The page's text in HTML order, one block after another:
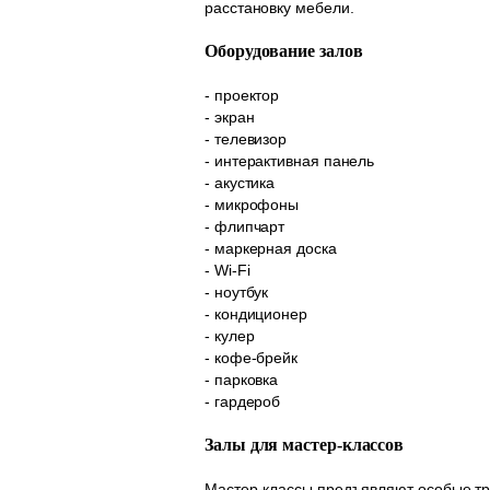
расстановку мебели.
Оборудование залов
- проектор
- экран
- телевизор
- интерактивная панель
- акустика
- микрофоны
- флипчарт
- маркерная доска
- Wi-Fi
- ноутбук
- кондиционер
- кулер
- кофе-брейк
- парковка
- гардероб
Залы для мастер-классов